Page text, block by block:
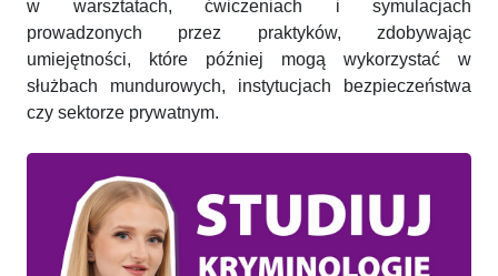
w warsztatach, ćwiczeniach i symulacjach
prowadzonych przez praktyków, zdobywając
umiejętności, które później mogą wykorzystać w
służbach mundurowych, instytucjach bezpieczeństwa
czy sektorze prywatnym.